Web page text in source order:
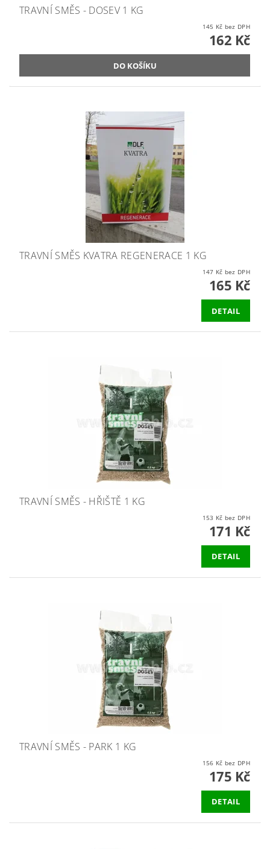
TRAVNÍ SMĚS - DOSEV 1 KG
145 Kč bez DPH
162 Kč
TRAVNÍ SMĚS KVATRA REGENERACE 1 KG
147 Kč bez DPH
165 Kč
DETAIL
TRAVNÍ SMĚS - HŘIŠTĚ 1 KG
153 Kč bez DPH
171 Kč
DETAIL
TRAVNÍ SMĚS - PARK 1 KG
156 Kč bez DPH
175 Kč
DETAIL